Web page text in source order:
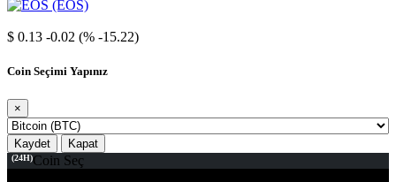
$ 0.13 -0.02 (% -15.22)
Coin Seçimi Yapınız
×
Kaydet Kapat
(24H)Coin Seç